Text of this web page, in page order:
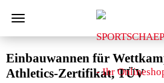
Einbauwannen für
Athletics-Zertifikat, TÜV